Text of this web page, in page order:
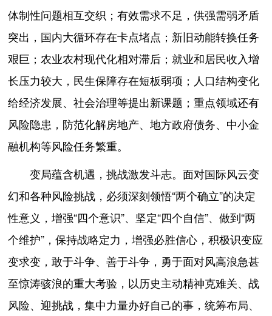
体制性问题相互交织；有效需求不足，供强需弱矛盾
突出，国内大循环存在卡点堵点；新旧动能转换任务
艰巨；农业农村现代化相对滞后；就业和居民收入增
长压力较大，民生保障存在短板弱项；人口结构变化
给经济发展、社会治理等提出新课题；重点领域还有
风险隐患，防范化解房地产、地方政府债务、中小金
融机构等风险任务繁重。
变局蕴含机遇，挑战激发斗志。面对国际风云变
幻和各种风险挑战，必须深刻领悟“两个确立”的决定
性意义，增强“四个意识”、坚定“四个自信”、做到“两
个维护”，保持战略定力，增强必胜信心，积极识变应
变求变，敢于斗争、善于斗争，勇于面对风高浪急甚
至惊涛骇浪的重大考验，以历史主动精神克难关、战
风险、迎挑战，集中力量办好自己的事，统筹布局、